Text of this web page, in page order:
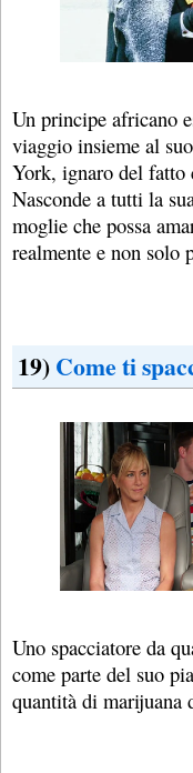
Un principe africano
viaggio insieme al
York, ignaro del fatto
Nasconde a tutti la
moglie che possa
realmente e non
19)Come ti
Uno spacciatore da
come parte del suo
quantità di